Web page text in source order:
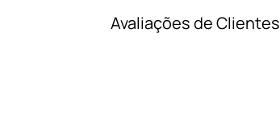
Avaliações de Clientes